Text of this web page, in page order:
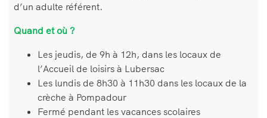
d’un adulte référent.
Quand et où ?
Les jeudis, de 9h à 12h, dans les locaux de
l’Accueil de loisirs à Lubersac
Les lundis de 8h30 à 11h30 dans les locaux de la
crèche à Pompadour
Fermé pendant les vacances scolaires